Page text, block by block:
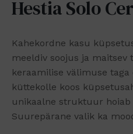
Hestia Solo
Kahekordne kasu
meeldiv soojus ja maitsev
keraamilise välimuse
küttekolle koos
unikaalne struktuur hoiab
Suurepärane valik ka